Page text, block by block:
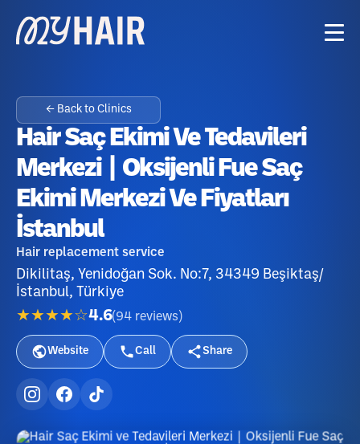
← Back to Clinics
Hair Saç Ekimi Ve Tedavileri
Merkezi | Oksijenli Fue Saç
Ekimi Merkezi Ve Fiyatları
İstanbul
Hair replacement service
Dikilitaş, Yenidoğan Sok. No:7, 34349 Beşiktaş/
İstanbul, Türkiye
★★★★☆4.6(94 reviews )
Website Call Share